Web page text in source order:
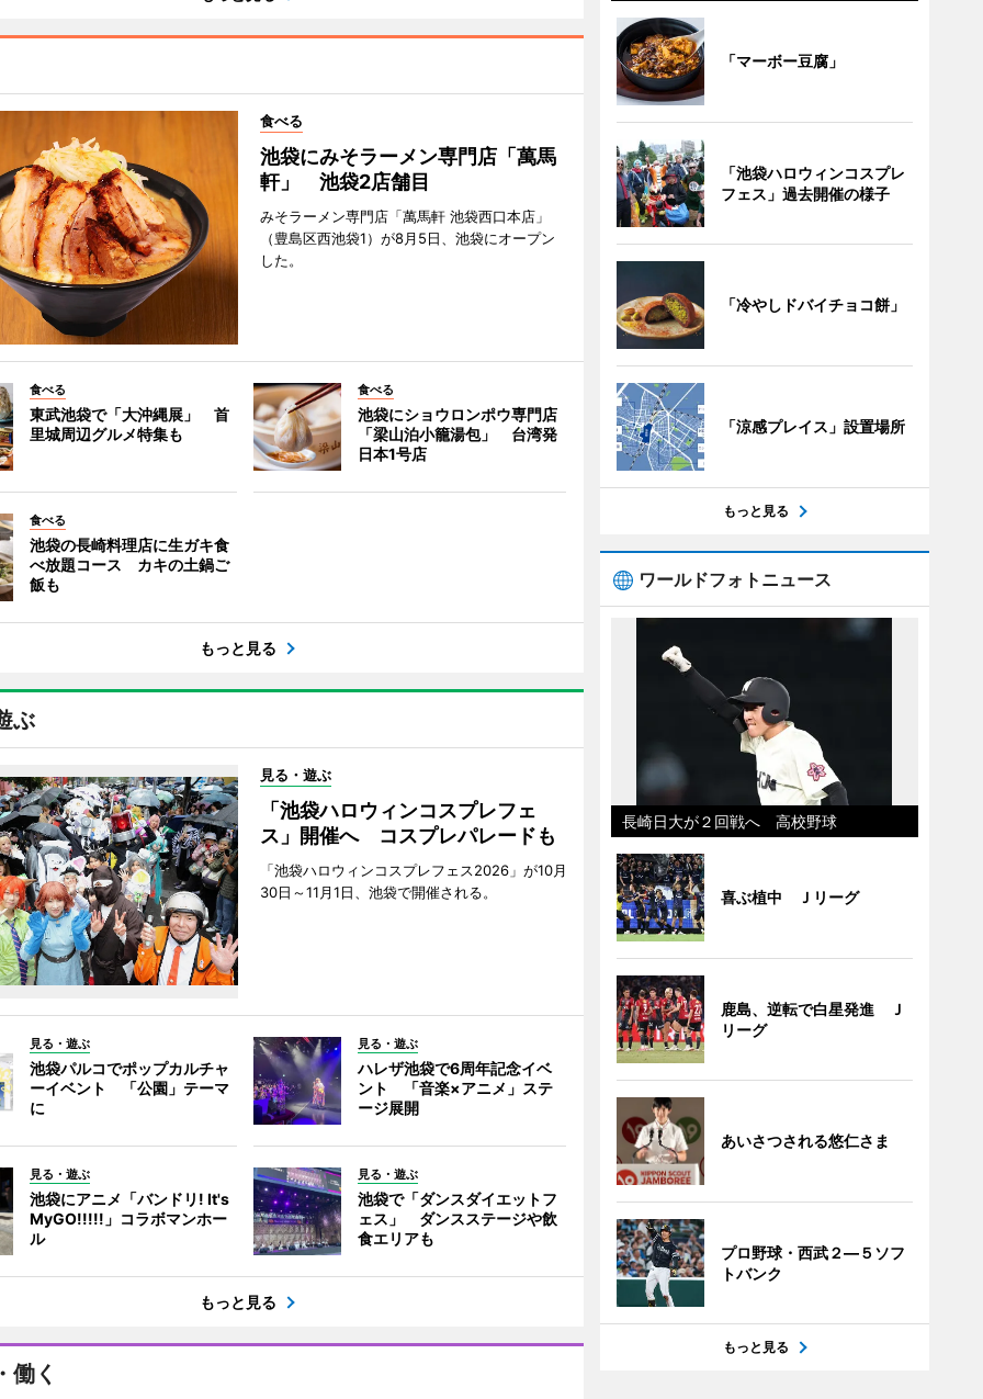
食べる
池袋にみそラーメン専門店「萬馬
軒」 池袋2店舗目
みそラーメン専門店「萬馬軒 池袋西口本店」
（豊島区西池袋1）が8月5日、池袋にオープン
した。
食べる
東武池袋で「大沖縄展」 首
里城周辺グルメ特集も
食べる
池袋にショウロンポウ専門店
「梁山泊小籠湯包」 台湾発
日本1号店
食べる
池袋の長崎料理店に生ガキ食
べ放題コース カキの土鍋ご
飯も
もっと見る
ぶ
見る・遊ぶ
「池袋ハロウィンコスプレフェ
ス」開催へ コスプレパレードも
「池袋ハロウィンコスプレフェス2026」が10月
30日～11月1日、池袋で開催される。
見る・遊ぶ
池袋パルコでポップカルチャ
ーイベント 「公園」テーマ
に
見る・遊ぶ
ハレザ池袋で6周年記念イベ
ント 「音楽×アニメ」ステ
ージ展開
見る・遊ぶ
池袋にアニメ「バンドリ! It's
MyGO!!!!!」コラボマンホー
ル
見る・遊ぶ
池袋で「ダンスダイエットフ
ェス」 ダンスステージや飲
食エリアも
もっと見る
働く
「マーボー豆腐」
「池袋ハロウィンコスプレ
フェス」過去開催の様子
「冷やしドバイチョコ餅」
「涼感プレイス」設置場所
もっと見る
ワールドフォトニュース
長崎日大が２回戦へ 高校野球
喜ぶ植中 Ｊリーグ
鹿島、逆転で白星発進 Ｊ
リーグ
あいさつされる悠仁さま
プロ野球・西武２―５ソフ
トバンク
もっと見る